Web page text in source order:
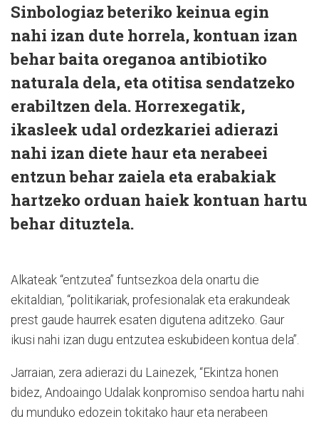
Sinbologiaz beteriko keinua egin
nahi izan dute horrela, kontuan izan
behar baita oreganoa antibiotiko
naturala dela, eta otitisa sendatzeko
erabiltzen dela. Horrexegatik,
ikasleek udal ordezkariei adierazi
nahi izan diete haur eta nerabeei
entzun behar zaiela eta erabakiak
hartzeko orduan haiek kontuan hartu
behar dituztela.
Alkateak “entzutea” funtsezkoa dela onartu die
ekitaldian, “politikariak, profesionalak eta erakundeak
prest gaude haurrek esaten digutena aditzeko. Gaur
ikusi nahi izan dugu entzutea eskubideen kontua dela”.
Jarraian, zera adierazi du Lainezek, “Ekintza honen
bidez, Andoaingo Udalak konpromiso sendoa hartu nahi
du munduko edozein tokitako haur eta nerabeen